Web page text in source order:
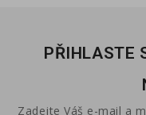
PŘIHLASTE
Zadejte Váš e-mail a